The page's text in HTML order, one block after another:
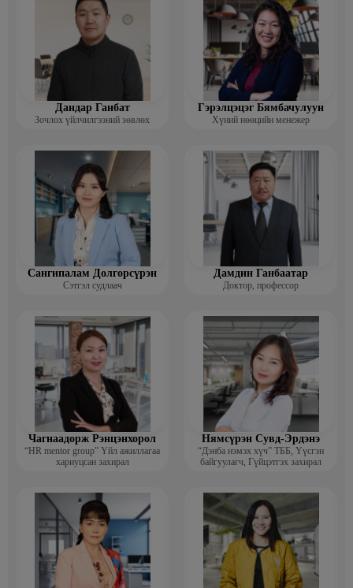
Дандар Ганбат
Зочлох үйлчилгээний зөвлөх
Гэрэлцэцэг Бямбачулуун
Хүний нөөцийн менежер
Сангипалам Долгорсүрэн
Сэтгэл судлаач
Дамдин Ганбаатар
Доктор, профессор
Чагнаадорж Рэнцэнхорол
“HR mentor group” Үйл ажиллагаа
хариуцсан захирал
Нямсүрэн Сувд-Эрдэнэ
“Дэнба нэмэх хүч” ТББ, Үүсгэн
байгуулагч, Гүйцэтгэх захирал